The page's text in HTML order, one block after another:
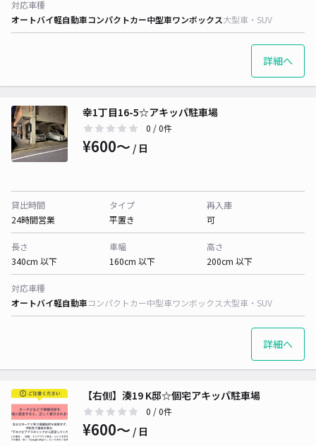
対応車種
オートバイ軽自動車コンパクトカー中型車ワンボックス大型車・SUV
詳細へ
幸1丁目16-5☆アキッパ駐車場
0 / 0件
¥600〜 / 日
貸出時間
24時間営業
タイプ
平置き
再入庫
可
長さ
340cm 以下
車幅
160cm 以下
高さ
200cm 以下
対応車種
オートバイ軽自動車コンパクトカー中型車ワンボックス大型車・SUV
詳細へ
【右側】湊19 K邸☆個宅アキッパ駐車場
0 / 0件
¥600〜 / 日